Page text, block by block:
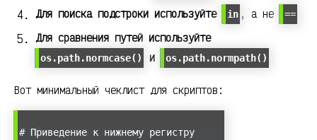
Для поиска подстроки используйте in , а не ==
Для сравнения путей используйте
os.path.normcase() и os.path.normpath()
Вот минимальный чеклист для скриптов:
# Приведение к нижнему регистру